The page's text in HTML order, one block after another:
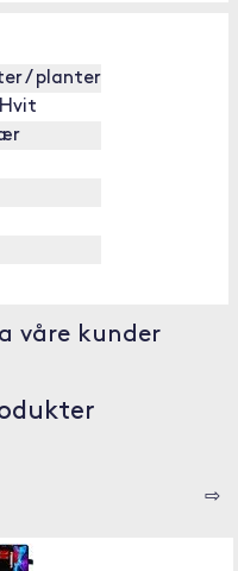
/ planter
våre kunder
⇨